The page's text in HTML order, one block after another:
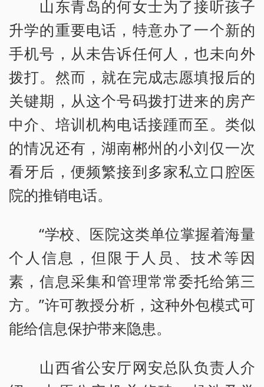
山东青岛的何女士为了接听孩子
升学的重要电话，特意办了一个新的
手机号，从未告诉任何人，也未向外
拨打。然而，就在完成志愿填报后的
关键期，从这个号码拨打进来的房产
中介、培训机构电话接踵而至。类似
的情况还有，湖南郴州的小刘仅一次
看牙后，便频繁接到多家私立口腔医
院的推销电话。
“学校、医院这类单位掌握着海量
个人信息，但限于人员、技术等因
素，信息采集和管理常常委托给第三
方。”许可教授分析，这种外包模式可
能给信息保护带来隐患。
山西省公安厅网安总队负责人介